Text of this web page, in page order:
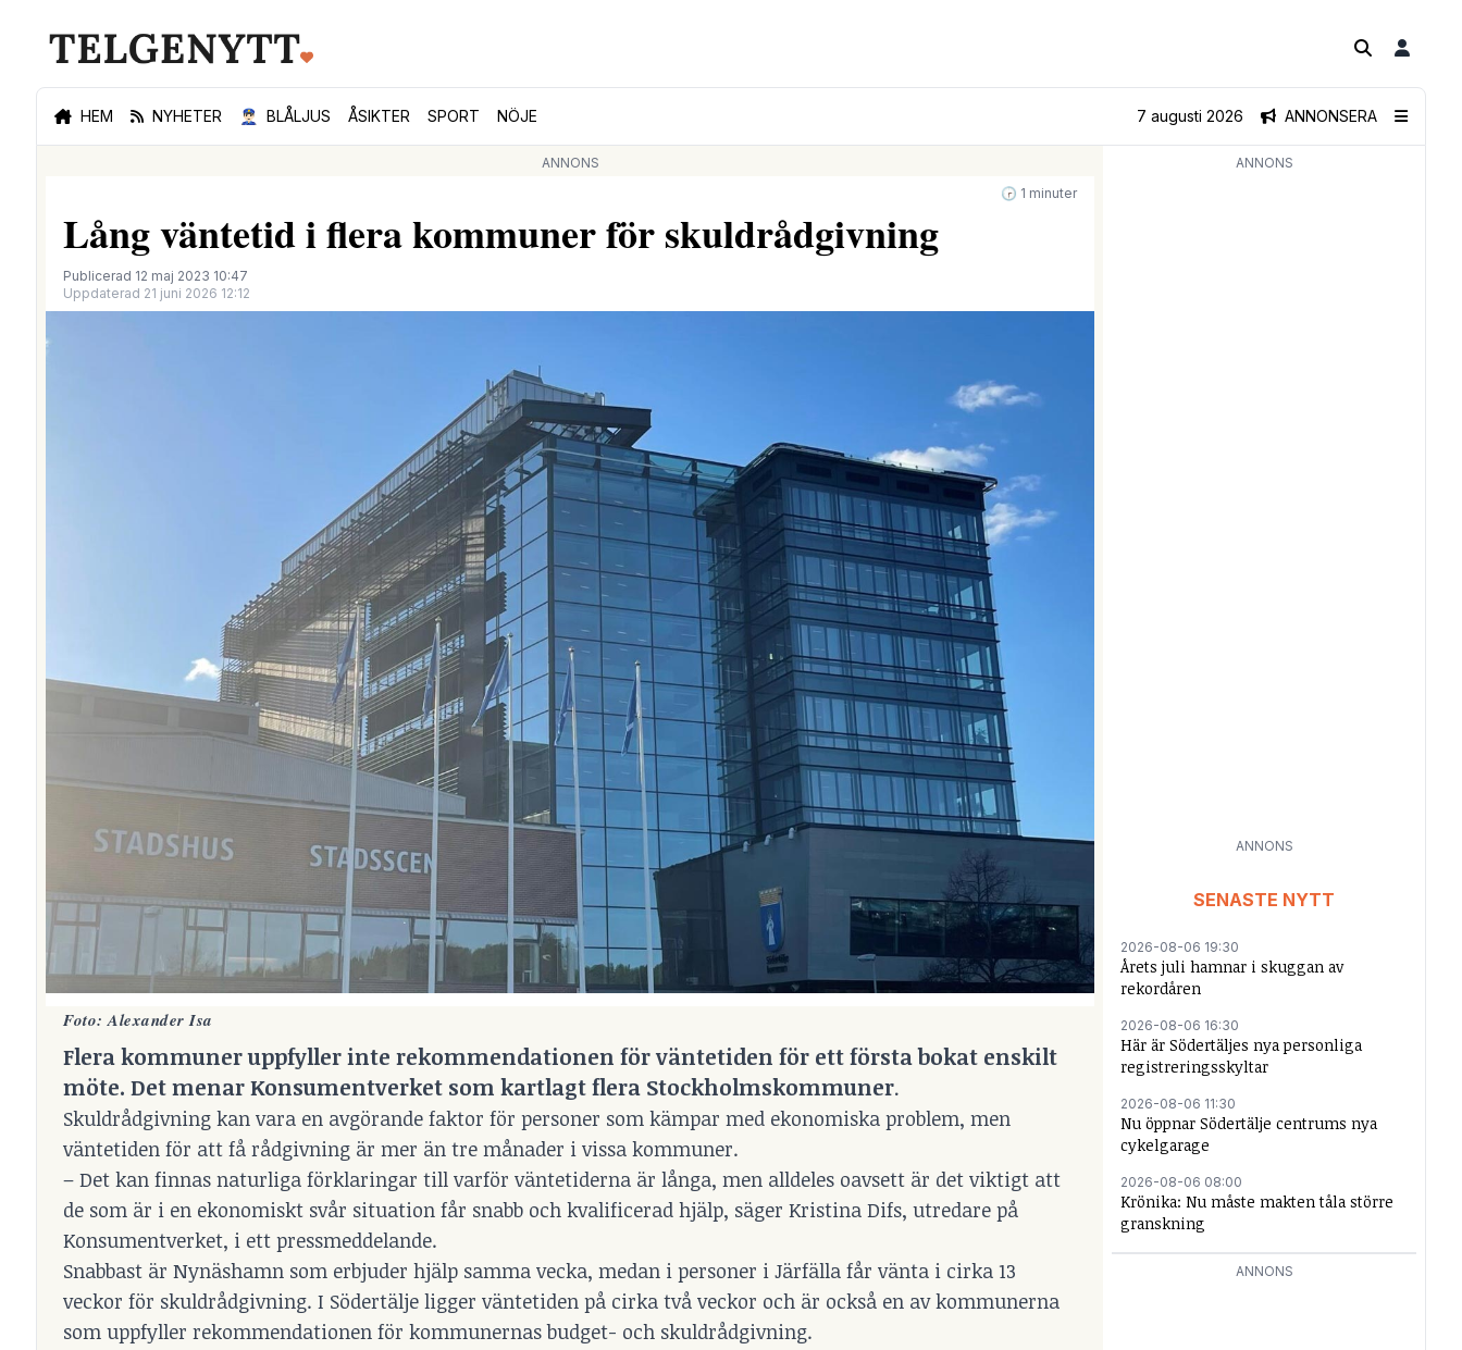
HEM NYHETER 👮🏻‍♂️ BLÅLJUS ÅSIKTER SPORT NÖJE ANNONSERA
7 augusti 2026
ANNONS
🕝 1 minuter
Lång väntetid i flera kommuner för skuldrådgivning
Publicerad 12 maj 2023 10:47
Uppdaterad 21 juni 2026 12:12
Foto: Alexander Isa
Flera kommuner uppfyller inte rekommendationen för väntetiden för ett första bokat enskilt
möte. Det menarKonsumentverket som kartlagt flera Stockholmskommuner.
Skuldrådgivning kan vara en avgörande faktor för personer som kämpar med ekonomiska problem, men
väntetiden för att få rådgivning är mer än tre månader i vissa kommuner.
– Det kan finnas naturliga förklaringar till varför väntetiderna är långa, men alldeles oavsett är det viktigt att
de som är i en ekonomiskt svår situation får snabb och kvalificerad hjälp, säger Kristina Difs, utredare på
Konsumentverket, i ett pressmeddelande.
Snabbast är Nynäshamn som erbjuder hjälp samma vecka, medan i personer i Järfälla får vänta i cirka 13
veckor för skuldrådgivning. I Södertälje ligger väntetiden på cirka två veckor och är också en av kommunerna
som uppfyller rekommendationen för kommunernas budget- och skuldrådgivning.
ANNONS
ANNONS
SENASTE NYTT
2026-08-06 19:30
Årets juli hamnar i skuggan av
rekordåren
2026-08-06 16:30
Här är Södertäljes nya personliga
registreringsskyltar
2026-08-06 11:30
Nu öppnar Södertälje centrums nya
cykelgarage
2026-08-06 08:00
Krönika: Nu måste makten tåla större
granskning
ANNONS